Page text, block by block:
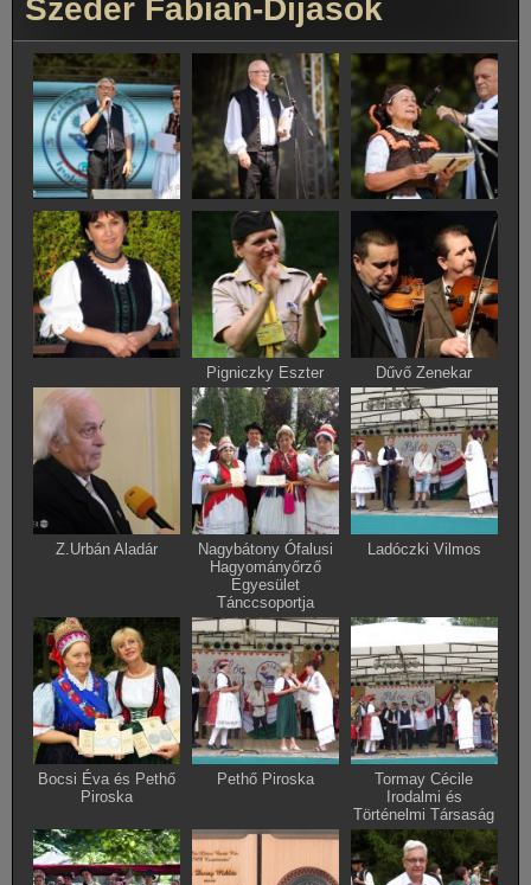
Szeder Fábián-Díjasok
Pigniczky Eszter Dűvő Zenekar
Z.Urbán Aladár
Nagybátony Ófalusi
Hagyományőrző
Egyesület
Tánccsoportja
Ladóczki Vilmos
Bocsi Éva és Pethő
Piroska
Pethő Piroska
Tormay Cécile
Irodalmi és
Történelmi Társaság